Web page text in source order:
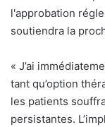
l'approbation
soutiendra la
« J’ai
tant qu’option
les patients
persistantes.